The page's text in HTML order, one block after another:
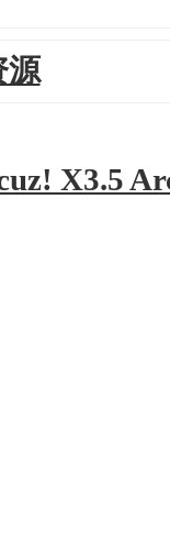
源
X3.5